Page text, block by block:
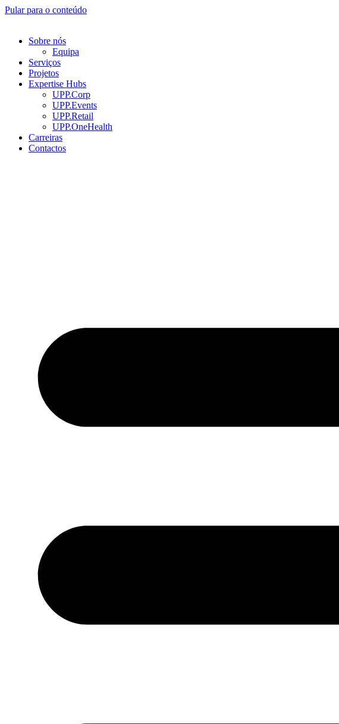
Pular para o conteúdo
Sobre nós
Equipa
Serviços
Projetos
Expertise Hubs
UPP.Corp
UPP.Events
UPP.Retail
UPP.OneHealth
Carreiras
Contactos